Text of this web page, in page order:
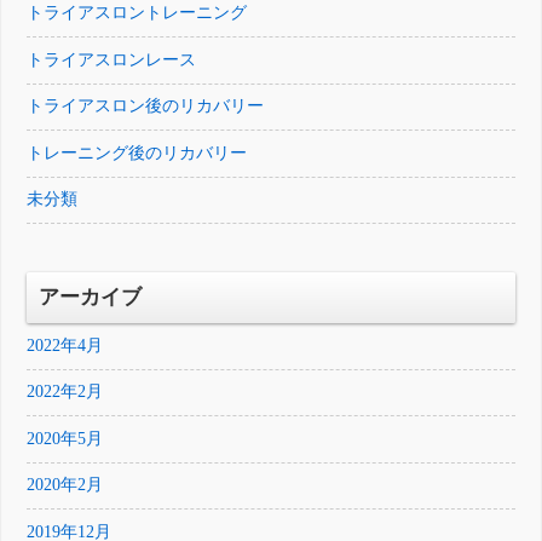
トライアスロントレーニング
トライアスロンレース
トライアスロン後のリカバリー
トレーニング後のリカバリー
未分類
アーカイブ
2022年4月
2022年2月
2020年5月
2020年2月
2019年12月